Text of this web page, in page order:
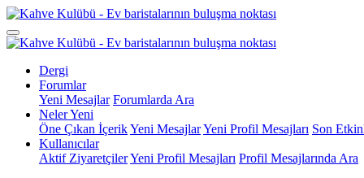
Dergi
Forumlar
Yeni Mesajlar Forumlarda Ara
Neler Yeni
Öne Çıkan İçerikYeni MesajlarYeni Profil Mesajları Son
Kullanıcılar
Aktif ZiyaretçilerYeni Profil Mesajları Profil Mesajlarında Ara